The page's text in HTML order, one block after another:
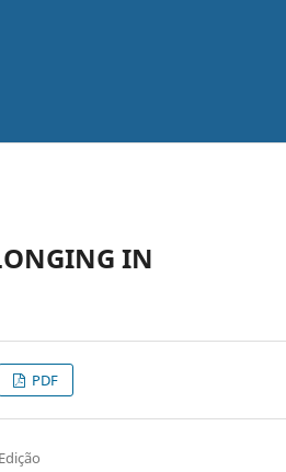
IN
PDF
Edição